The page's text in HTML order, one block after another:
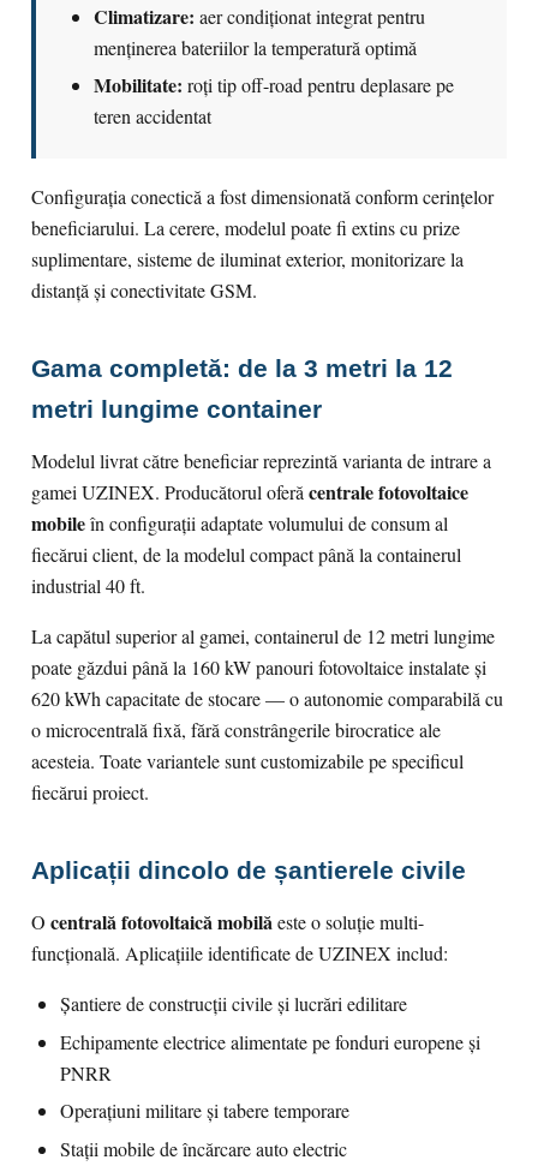
Climatizare: aer condiționat integrat pentru
menținerea bateriilor la temperatură optimă
Mobilitate: roți tip off-road pentru deplasare pe
teren accidentat
Configurația conectică a fost dimensionată conform cerințelor
beneficiarului. La cerere, modelul poate fi extins cu prize
suplimentare, sisteme de iluminat exterior, monitorizare la
distanță și conectivitate GSM.
Gama completă: de la 3 metri la 12
metri lungime container
Modelul livrat către beneficiar reprezintă varianta de intrare a
gamei UZINEX. Producătorul oferă centrale fotovoltaice
mobileîn configurații adaptate volumului de consum al
fiecărui client, de la modelul compact până la containerul
industrial 40 ft.
La capătul superior al gamei, containerul de 12 metri lungime
poate găzdui până la 160 kW panouri fotovoltaice instalate și
620 kWh capacitate de stocare — o autonomie comparabilă cu
o microcentrală fixă, fără constrângerile birocratice ale
acesteia. Toate variantele sunt customizabile pe specificul
fiecărui proiect.
Aplicații dincolo de șantierele civile
O centrală fotovoltaică mobilăeste o soluție multi-
funcțională. Aplicațiile identificate de UZINEX includ:
Șantiere de construcții civile și lucrări edilitare
Echipamente electrice alimentate pe fonduri europene și
PNRR
Operațiuni militare și tabere temporare
Stații mobile de încărcare auto electric